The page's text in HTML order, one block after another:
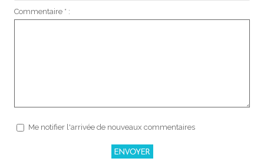
Commentaire * :
Me notifier l'arrivée de nouveaux commentaires